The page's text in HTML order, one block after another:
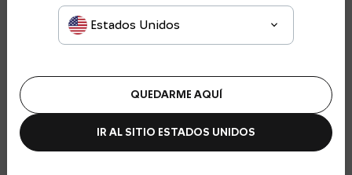
Chief Investment Officer (CIO)
Estados Unidos
QUEDARME AQUÍ
IR AL SITIO ESTADOS UNIDOS